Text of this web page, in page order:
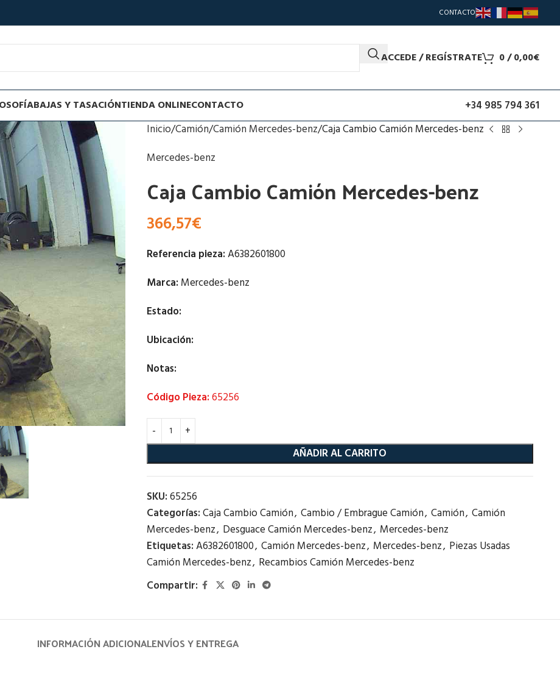
CONTACTO
ACCEDE / REGÍSTRATE 0/0,00€
BAJAS Y TASACIÓNTIENDA ONLINECONTACTO +34 985 794 361
Inicio Camión Camión Mercedes-benz Caja Cambio Camión Mercedes-benz
Mercedes-benz
Caja Cambio Camión Mercedes-benz
366,57€
Referencia pieza:A6382601800
Marca: Mercedes-benz
Estado:
Ubicación:
Notas:
Código Pieza:65256
AÑADIR AL CARRITO
SKU:65256
Categorías:Caja Cambio Camión, Cambio / Embrague Camión, Camión, Camión
Mercedes-benz, Desguace Camión Mercedes-benz, Mercedes-benz
Etiquetas:A6382601800, Camión Mercedes-benz, Mercedes-benz, Piezas Usadas
Camión Mercedes-benz, Recambios Camión Mercedes-benz
Compartir:
INFORMACIÓN ADICIONALENVÍOS Y ENTREGA